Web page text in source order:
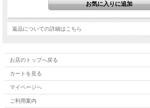
返品についての詳細はこちら
お店のトップへ戻る
カートを見る
マイページへ
ご利用案内